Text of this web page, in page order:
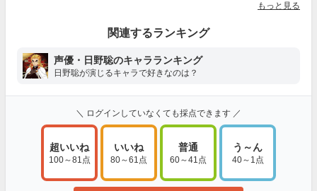
もっと見る
関連するランキング
声優・日野聡のキャラランキング
日野聡が演じるキャラで好きなのは？
＼ ログインしていなくても採点できます ／
超いいね
100～81点
いいね
80～61点
普通
60～41点
う～ん
40～1点